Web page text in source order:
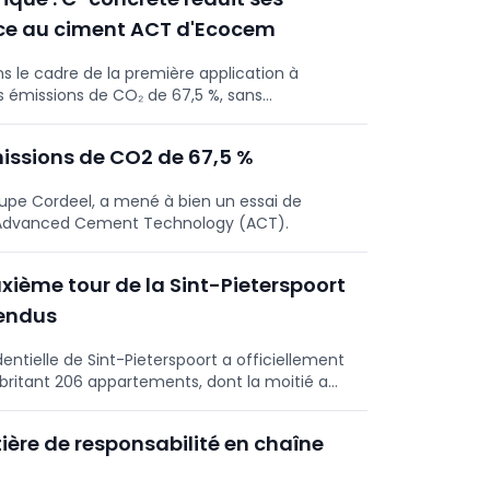
au ciment ACT d'Ecocem
le cadre de la première application à
de CO₂ de 67,5 %, sans
de CO2 de 67,5 %
Cordeel, a mené à bien un essai de
Cement Technology (ACT).
tour de la Sint-Pieterspoort
de Sint-Pieterspoort a officiellement
206 appartements, dont la moitié a
de responsabilité en chaîne